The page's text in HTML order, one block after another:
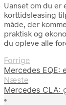
Uanset om du er
korttidsleasing
måde, der
praktisk og
du opleve alle
Forrige
Mercedes
Næste
Mercedes CLA:
•